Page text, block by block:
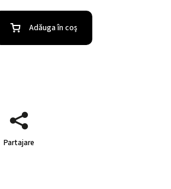
Adăuga în coş
Partajare